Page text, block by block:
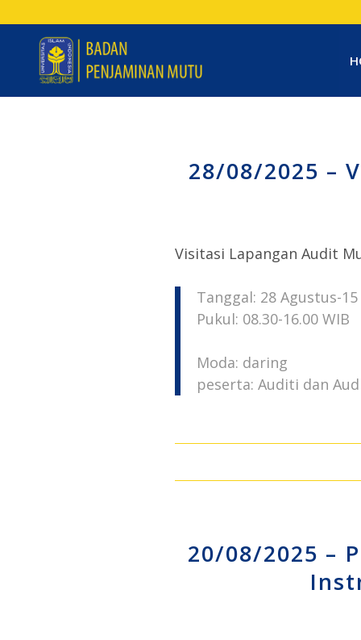
28/08/2025 –
Visitasi Lapangan Audit
Tanggal: 28 Agustus-
Pukul: 08.30-16.00 WIB
Moda: daring
peserta: Auditi dan
20/08/2025 –